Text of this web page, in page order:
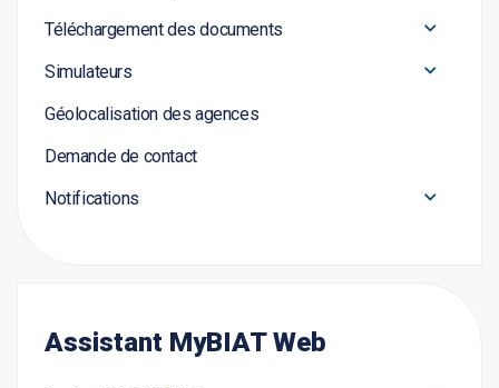
Téléchargement des documents
Simulateurs
Géolocalisation des agences
Demande de contact
Notifications
Assistant MyBIAT Web